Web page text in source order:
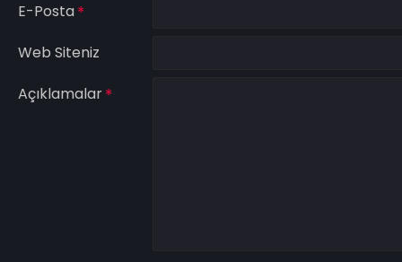
E-Posta
Web Siteniz
Açıklamalar